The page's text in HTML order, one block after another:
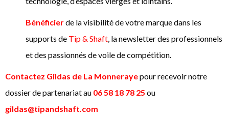
Bénéficierde la visibilité de votre marque dans les
supports de Tip & Shaft , la newsletter des professionnels
et des passionnés de voile de compétition.
Contactez Gildas de La Monnerayepour recevoir notre
dossier de partenariat au 06 58 18 78 25 ou
gildas@tipandshaft.com